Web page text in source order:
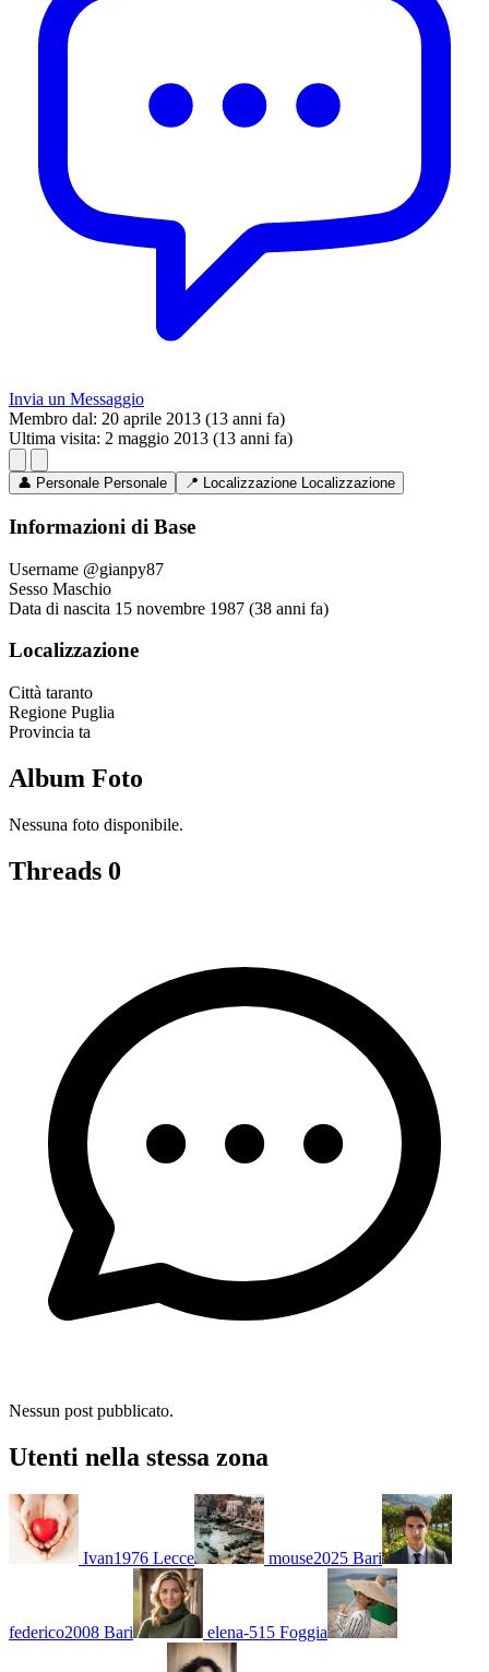
Invia un Messaggio
Membro dal: 20 aprile 2013 (13 anni fa)
Ultima visita: 2 maggio 2013 (13 anni fa)
👤 Personale Personale 📍 Localizzazione Localizzazione
Informazioni di Base
Username @gianpy87
Sesso Maschio
Data di nascita 15 novembre 1987 (38 anni fa)
Localizzazione
Città taranto
Regione Puglia
Provincia ta
Album Foto
Nessuna foto disponibile.
Threads 0
Nessun post pubblicato.
Utenti nella stessa zona
Ivan1976 Lecce mouse2025 Bari
federico2008 Bari elena-515 Foggia